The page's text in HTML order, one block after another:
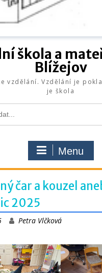
škola a
Blížejov
vzdělání. Vzdělání je
je škola
Menu
čar a kouzel
2025
Petra Vlčková